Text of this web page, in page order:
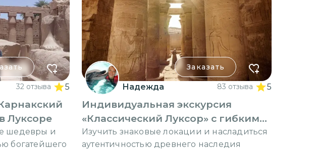
32 отзыва 5
Луксоре
шедевры и
богатейшего
Заказать
Надежда 83 отзыва 5
Индивидуальная экскурсия
«Классический Луксор» с гибким
маршрутом
Изучить знаковые локации и насладиться
аутентичностью древнего наследия